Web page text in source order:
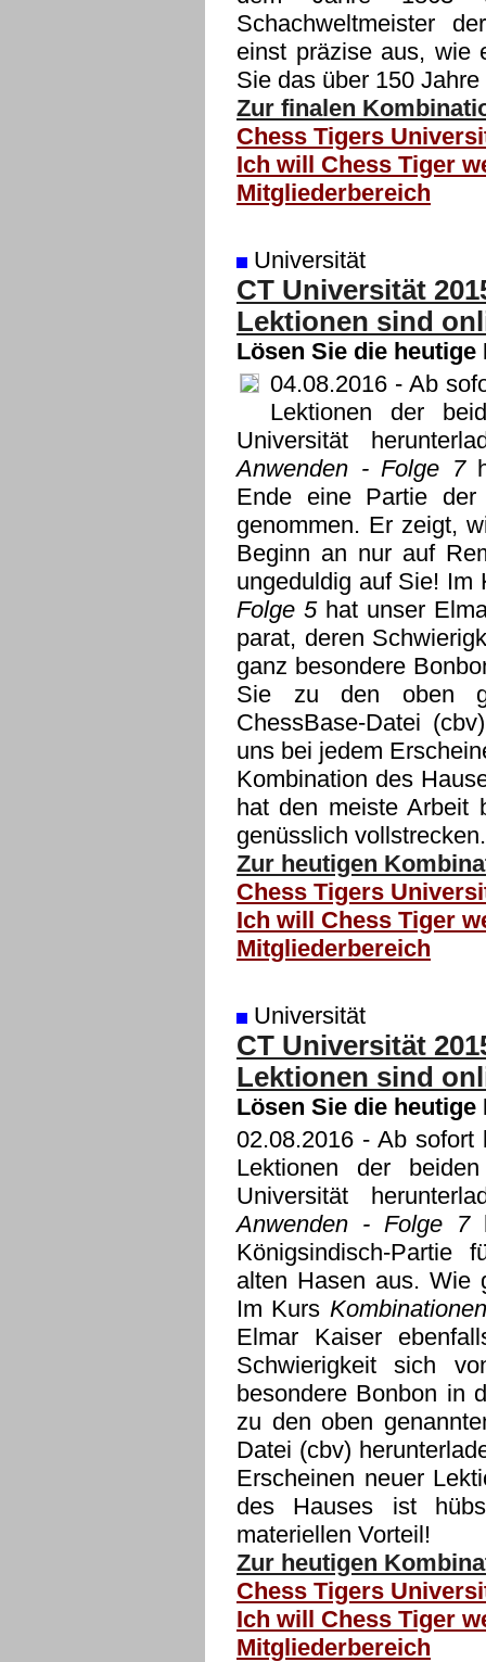
Schachweltmeister
einst präzise aus, wie
Sie das über 150
Zur finalen
Chess Tigers
Ich will Chess Tiger
Mitgliederbereich
Universität
CT Universität
Lektionen sind
Lösen Sie die
04.08.2016 - Ab
Lektionen der
Universität
Anwenden - Folge 7
Ende eine Partie
genommen. Er zeigt,
Beginn an nur auf
ungeduldig auf Sie! Im
Folge 5hat unser
parat, deren
ganz besondere
Sie zu den oben
ChessBase-Datei
uns bei jedem
Kombination des
hat den meiste Arbeit
genüsslich vollstrecken.
Zur heutigen
Chess Tigers
Ich will Chess Tiger
Mitgliederbereich
Universität
CT Universität
Lektionen sind
Lösen Sie die
02.08.2016 - Ab sofort
Lektionen der
Universität
Anwenden - Folge 7
Königsindisch-Partie
alten Hasen aus. Wie
Im Kurs
Elmar Kaiser
Schwierigkeit sich
besondere Bonbon in
zu den oben
Datei (cbv)
Erscheinen neuer
des Hauses ist
materiellen Vorteil!
Zur heutigen
Chess Tigers
Ich will Chess Tiger
Mitgliederbereich